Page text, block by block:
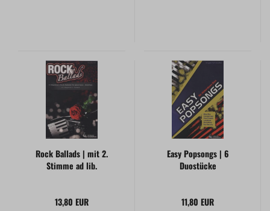
Rock Ballads | mit 2.
Stimme ad lib.
13,80 EUR
Easy Popsongs | 6
Duostücke
11,80 EUR